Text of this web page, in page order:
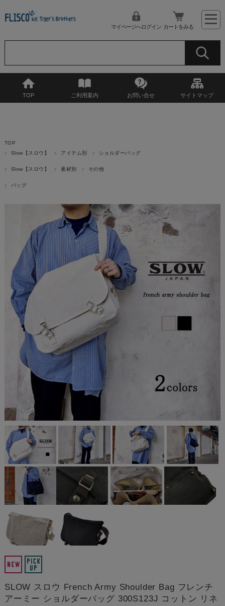
マイページへログイン カートをみる
TOP ご利用案内 お問い合せ サイトマップ
TOP
Slow【スロウ】
アイテム別 ショルダーバッグ
Slow【スロウ】 素材別 その他
バッグ
SLOW スロウ French Army Shoulder Bag フレンチ
アーミー ショルダーバッグ 300S123J コットン リネ